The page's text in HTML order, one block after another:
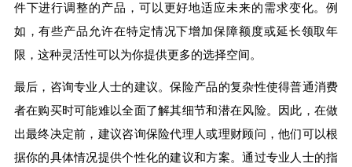
件下进行调整的产品，可以更好地适应未来的需求变化。例
如，有些产品允许在特定情况下增加保障额度或延长领取年
限，这种灵活性可以为你提供更多的选择空间。
最后，咨询专业人士的建议。保险产品的复杂性使得普通消费
者在购买时可能难以全面了解其细节和潜在风险。因此，在做
出最终决定前，建议咨询保险代理人或理财顾问，他们可以根
据你的具体情况提供个性化的建议和方案。通过专业人士的指